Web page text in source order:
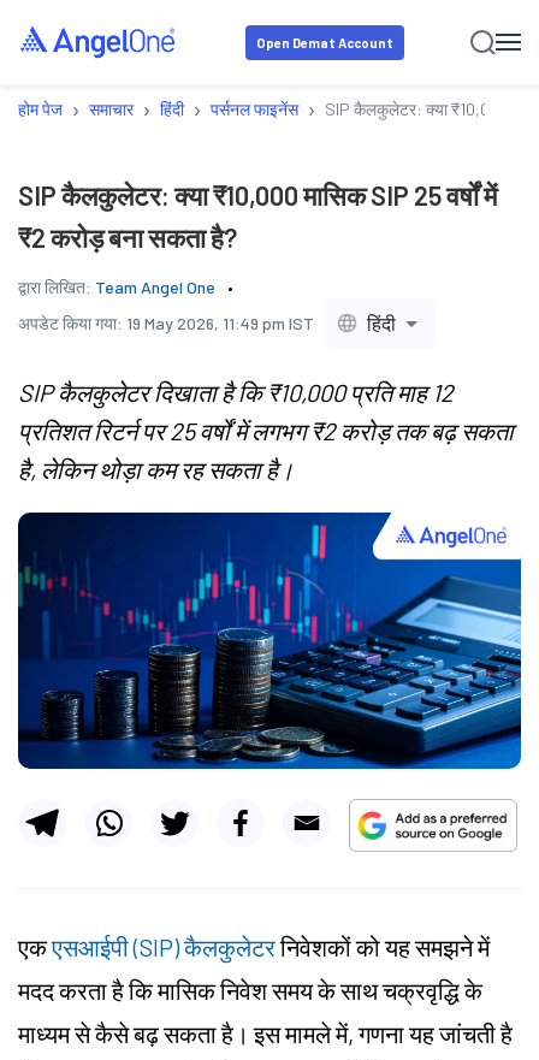
Open Demat Account
होम पेज › समाचार › हिंदी › पर्सनल फाइनेंस › SIP कैलकुलेटर: क्या ₹10,000
SIP कैलकुलेटर: क्या ₹10,000 मासिक SIP 25 वर्षों में
₹2 करोड़ बना सकता है?
द्वारा लिखित: Team Angel One
अपडेट किया गया: 19 May 2026, 11:49 pm IST हिंदी
SIP कैलकुलेटर दिखाता है कि ₹10,000 प्रति माह 12
प्रतिशत रिटर्न पर 25 वर्षों में लगभग ₹2 करोड़ तक बढ़ सकता
है, लेकिन थोड़ा कम रह सकता है।
एकएसआईपी (SIP) कैलकुलेटरनिवेशकों को यह समझने में
मदद करता है कि मासिक निवेश समय के साथ चक्रवृद्धि के
माध्यम से कैसे बढ़ सकता है। इस मामले में, गणना यह जांचती है